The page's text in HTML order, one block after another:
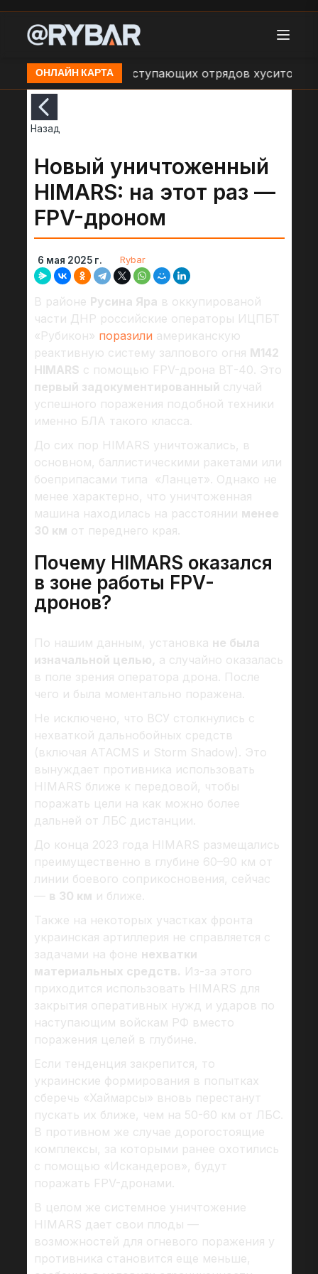
ОНЛАЙН КАРТА
об обстрелах наступающих отрядов хуситов со
Назад
Новый уничтоженный
HIMARS: на этот раз —
FPV-дроном
6 мая 2025 г. Rybar
В районе Русина Яра в оккупированой
части ДНР российские операторы ИЦПБТ
«Рубикон» поразили американскую
реактивную систему залпового огня M142
HIMARS с помощью FPV-дрона ВТ-40. Это
первый задокументированный случай
успешного поражения подобной техники
именно БЛА такого класса.
До сих пор HIMARS уничтожались, в
основном, баллистическими ракетами или
боеприпасами типа «Ланцет». Однако не
менее характерно, что уничтоженная
машина находилась на расстоянии менее
30 км от переднего края.
Почему HIMARS оказался
в зоне работы FPV-
дронов?
По нашим данным, установка не была
изначальной целью, а случайно оказалась
в поле зрения оператора дрона. После
чего и была моментально поражена.
Не исключено, что ВСУ столкнулись с
нехваткой дальнобойных средств
(включая ATACMS и Storm Shadow). Это
вынуждает противника использовать
HIMARS ближе к передовой, чтобы
поражать цели на как можно более
дальней от ЛБС дистанции.
До конца 2023 года HIMARS размещались
преимущественно в глубине 60–90 км от
линии боевого соприкосновения, сейчас
— в 30 км и ближе.
Также на некоторых участках фронта
украинская артиллерия не справляется с
задачами на фоне нехватки
материальных средств. Из-за этого
приходится использовать HIMARS для
закрытия оперативных нужд и ударов по
наступающим войскам РФ вместо
поражения целей в глубине.
Если тенденция закрепится, то
украинские формирования в попытках
сберечь «Хаймарсы» вновь перестанут
пускать их ближе, чем на 50-60 км от ЛБС.
В противном же случае дорогостоящие
комплексы, за которыми ранее охотились
с помощью «Искандеров», будут
поражать FPV-дронами.
В целом же системное уничтожение
HIMARS дает свои плоды —
возможностей для огневого поражения у
противника становится еще меньше,